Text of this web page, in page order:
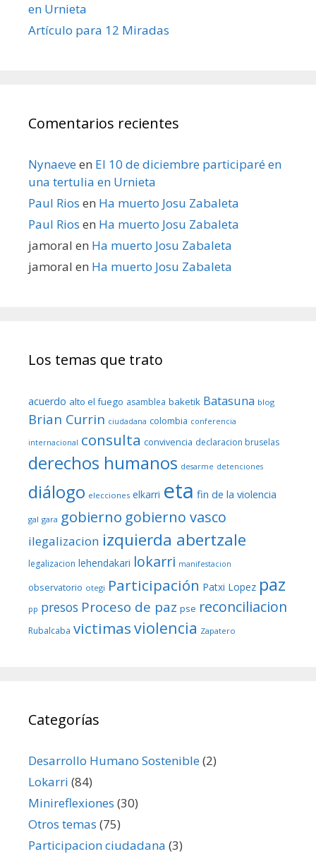
en Urnieta
Artículo para 12 Miradas
Comentarios recientes
Nynaeveen El 10 de diciembre participaré en
una tertulia en Urnieta
Paul Rios en Ha muerto Josu Zabaleta
Paul Rios en Ha muerto Josu Zabaleta
jamoral en Ha muerto Josu Zabaleta
jamoral en Ha muerto Josu Zabaleta
Los temas que trato
acuerdo alto el fuego asamblea baketik Batasuna blog
Brian Currin ciudadana colombia conferencia
internacional consulta convivencia declaracion bruselas
derechos humanos desarme detenciones
diálogo elecciones elkarri eta fin de la violencia
gal gara gobierno gobierno vasco
ilegalizacion izquierda abertzale
legalizacion lehendakari lokarri manifestacion
observatorio otegi Participación Patxi Lopez paz
pp presos Proceso de paz pse reconciliacion
Rubalcaba victimasviolencia Zapatero
Categorías
Desarrollo Humano Sostenible(2)
Lokarri (84)
Minireflexiones (30)
Otros temas (75)
Participacion ciudadana (3)